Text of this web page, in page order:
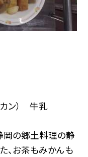
ン） 牛乳
岡の郷土料理の静
、お茶もみかんも